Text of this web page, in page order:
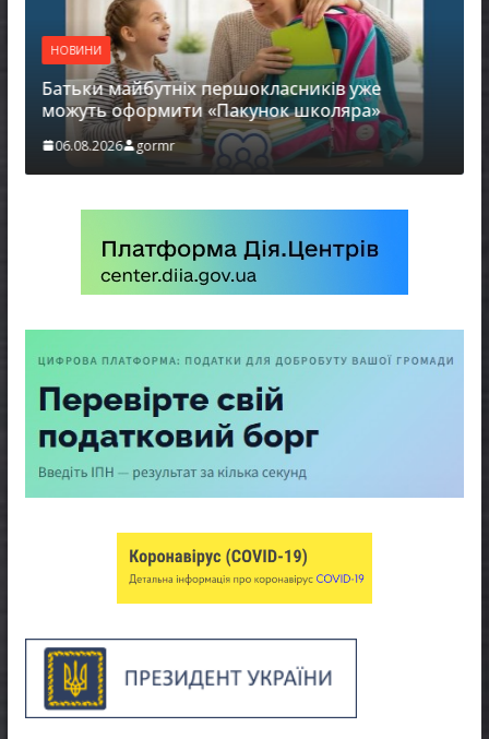
НОВИНИ
Батьки майбутніх першокласників уже
можуть оформити «Пакунок школяра»
06.08.2026 gormr